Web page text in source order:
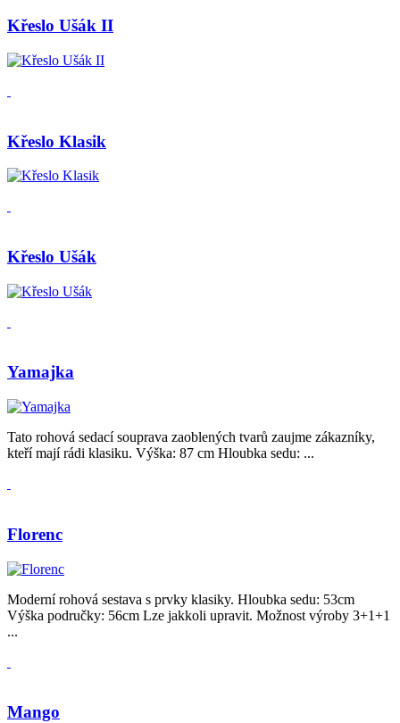
Křeslo Ušák II
Křeslo Klasik
Křeslo Ušák
Yamajka
Tato rohová sedací souprava zaoblených tvarů zaujme zákazníky,
kteří mají rádi klasiku. Výška: 87 cm Hloubka sedu: ...
Florenc
Moderní rohová sestava s prvky klasiky. Hloubka sedu: 53cm
Výška područky: 56cm Lze jakkoli upravit. Možnost výroby 3+1+1
...
Mango